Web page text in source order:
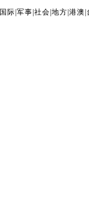
国际 军事 社会 地方 港澳